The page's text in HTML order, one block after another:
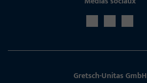
Gretsch­-Unitas GmbH